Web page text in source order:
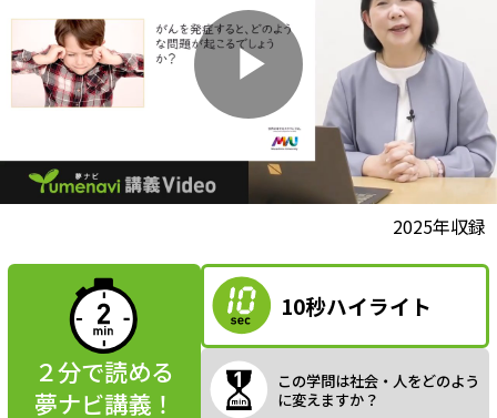
P
a
2025年収録
２分で読める
夢ナビ講義！
10秒ハイライト
この学問は社会・人をどのよう
に変えますか？